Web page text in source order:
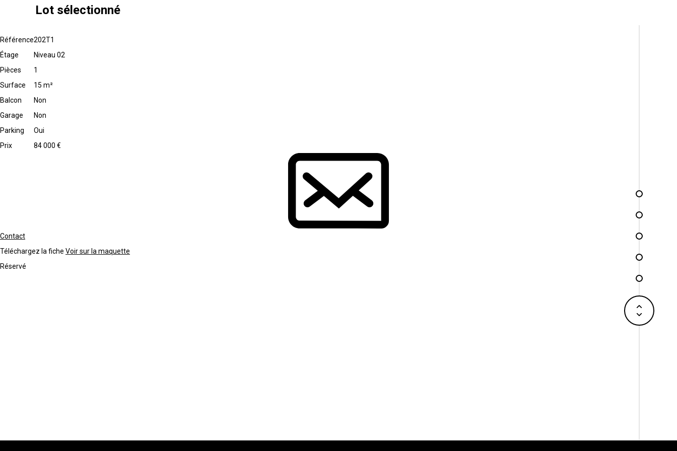
Lot sélectionné
Référence202T1
Étage
Niveau 02
Pièces
1
Surface
15 m²
Balcon
Non
Garage
Non
Parking
Oui
Prix
84 000 €
Contact
Téléchargez la fiche Voir sur la maquette
Réservé